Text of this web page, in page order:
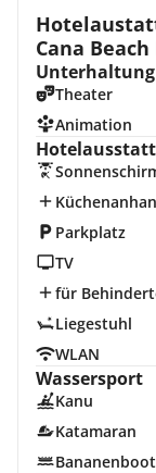
Cana
Theater
Animation
Parkplatz
TV
für
Liegestuhl
WLAN
Wassersport
Kanu
Katamaran
Bananenboot